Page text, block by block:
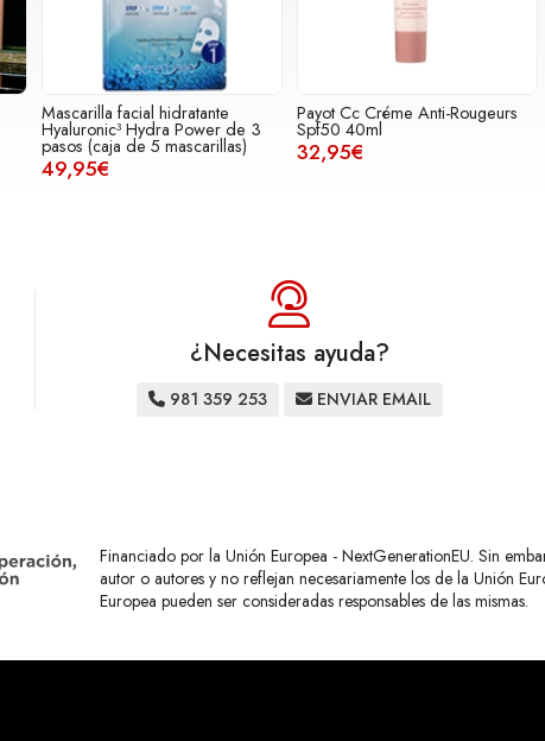
Mascarilla facial hidratante
Hyaluronic³ Hydra Power de 3
pasos (caja de 5 mascarillas)
49,95€
Payot Cc Créme Anti-Rougeurs
Spf50 40ml
32,95€
¿Necesitas ayuda?
981 359 253 ENVIAR EMAIL
Financiado por la Unión Europea - NextGenerationEU. Sin
autor o autores y no reflejan necesariamente los de la Unión
Europea pueden ser consideradas responsables de las mismas.